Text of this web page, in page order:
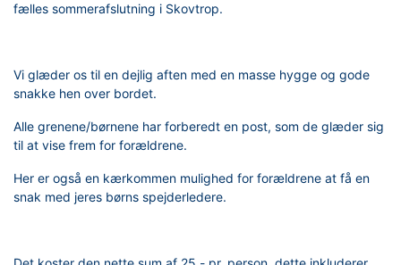
fælles sommerafslutning i Skovtrop.
Vi glæder os til en dejlig aften med en masse hygge og gode
snakke hen over bordet.
Alle grenene/børnene har forberedt en post, som de glæder sig
til at vise frem for forældrene.
Her er også en kærkommen mulighed for forældrene at få en
snak med jeres børns spejderledere.